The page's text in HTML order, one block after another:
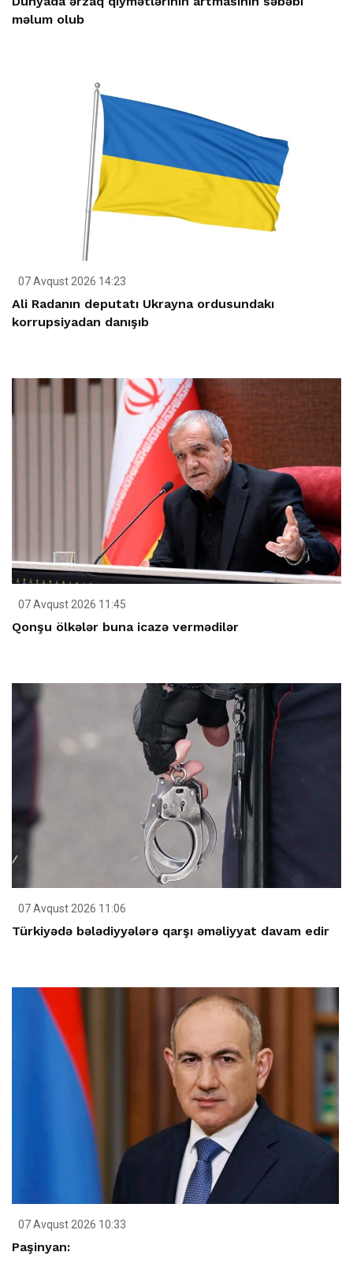
məlum olub
07 Avqust 2026 14:23
Ali Radanın deputatı Ukrayna ordusundakı
korrupsiyadan danışıb
07 Avqust 2026 11:45
Qonşu ölkələr buna icazə vermədilər
07 Avqust 2026 11:06
Türkiyədə bələdiyyələrə qarşı əməliyyat davam edir
07 Avqust 2026 10:33
Paşinyan: